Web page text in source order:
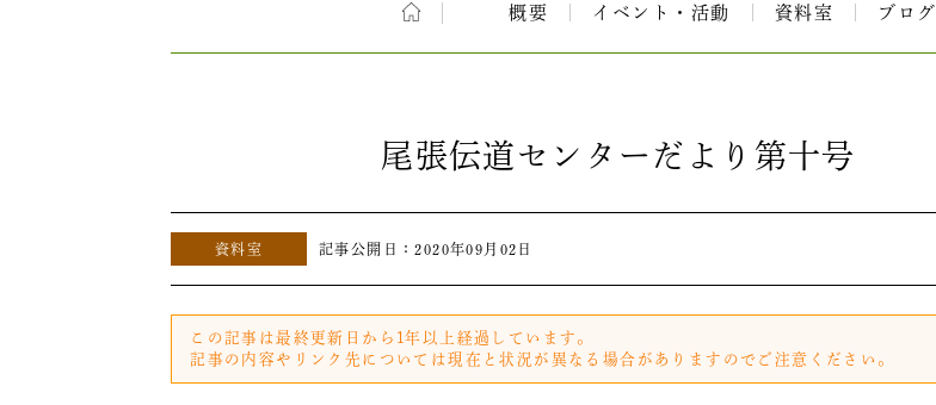
概要 イベント・活動 資料室 ブログ
尾張伝道センターだより第十号
資料室 記事公開日：2020年09月02日
この記事は最終更新日から1年以上経過しています。
記事の内容やリンク先については現在と状況が異なる場合がありますのでご注意ください。